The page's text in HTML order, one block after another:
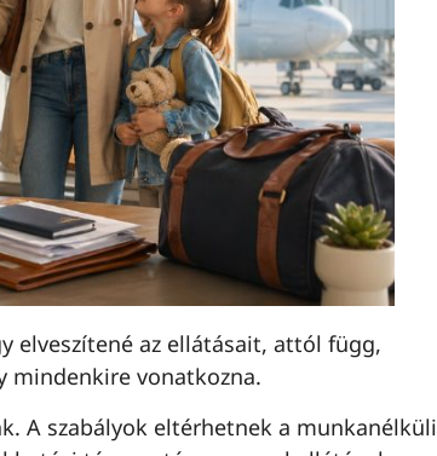
elveszítené az ellátásait, attól függ,
mindenkire vonatkozna.
A szabályok eltérhetnek a munkanélküli